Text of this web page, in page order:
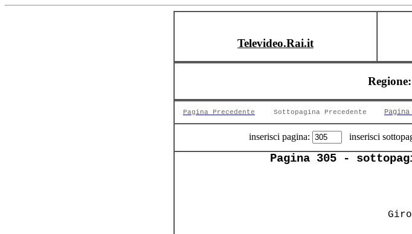
Televideo.Rai.it
Pagina Precedente Sottopagina Precedente Pagina
inserisci pagina: inserisci
Pagina 305 -